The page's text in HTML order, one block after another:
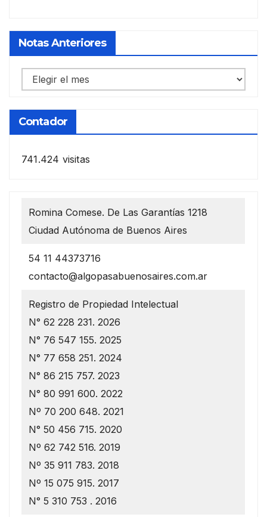
Notas Anteriores
Notas
anteriores
Contador
741.424 visitas
Romina Comese. De Las Garantías 1218
Ciudad Autónoma de Buenos Aires
54 11 44373716
contacto@algopasabuenosaires.com.ar
Registro de Propiedad Intelectual
N° 62 228 231. 2026
N° 76 547 155. 2025
N° 77 658 251. 2024
N° 86 215 757. 2023
N° 80 991 600. 2022
Nº 70 200 648. 2021
N° 50 456 715. 2020
Nº 62 742 516. 2019
Nº 35 911 783. 2018
Nº 15 075 915. 2017
N° 5 310 753 . 2016